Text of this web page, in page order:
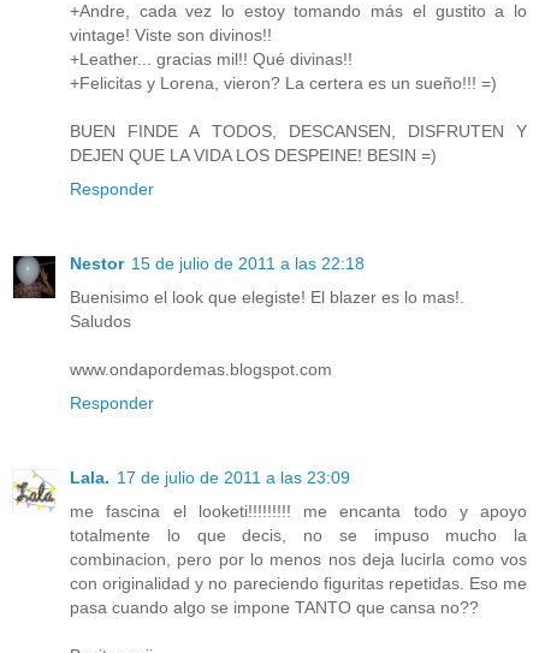
+Andre, cada vez lo estoy tomando más el gustito a lo
vintage! Viste son divinos!!
+Leather... gracias mil!! Qué divinas!!
+Felicitas y Lorena, vieron? La certera es un sueño!!! =)
BUEN FINDE A TODOS, DESCANSEN, DISFRUTEN Y
DEJEN QUE LA VIDA LOS DESPEINE! BESIN =)
Responder
Nestor 15 de julio de 2011 a las 22:18
Buenisimo el look que elegiste! El blazer es lo mas!.
Saludos
www.ondapordemas.blogspot.com
Responder
Lala. 17 de julio de 2011 a las 23:09
me fascina el looketi!!!!!!!!! me encanta todo y apoyo
totalmente lo que decis, no se impuso mucho la
combinacion, pero por lo menos nos deja lucirla como vos
con originalidad y no pareciendo figuritas repetidas. Eso me
pasa cuando algo se impone TANTO que cansa no??